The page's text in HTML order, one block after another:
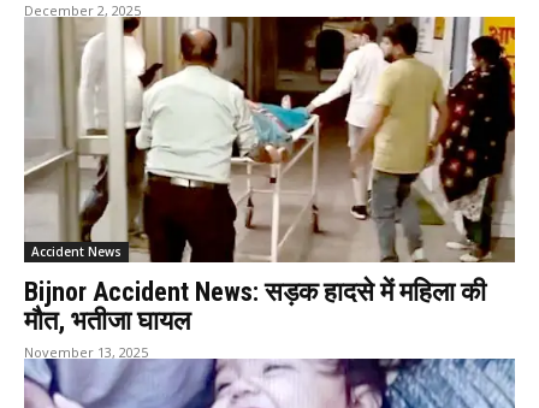
December 2, 2025
Accident News
Bijnor Accident News: सड़क हादसे में महिला की
मौत, भतीजा घायल
November 13, 2025